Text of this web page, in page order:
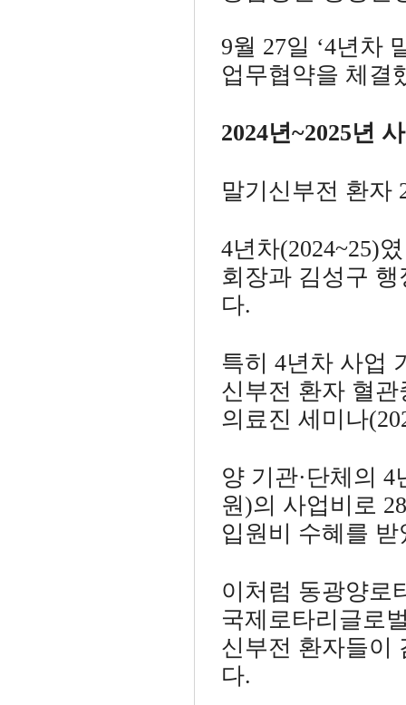
9월 27일 ‘4년차
업무협약을 체결
2024년~2025년
말기신부전 환자
4년차(2024~25)
회장과 김성구
다.
특히 4년차 사업
신부전 환자 혈관
의료진 세미나
양 기관·단체의
원)의 사업비로
입원비 수혜를 받
이처럼 동광양로
국제로타리글로
신부전 환자들이
다.